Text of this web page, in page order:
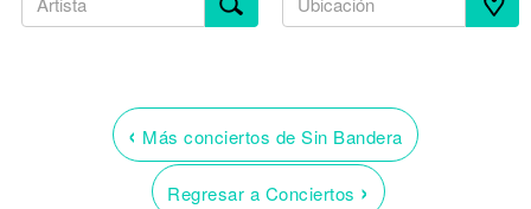
‹ Más conciertos de Sin Bandera
Regresar a Conciertos ›